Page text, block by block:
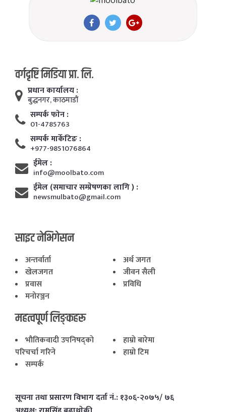
वर्गदृष्टि मिडिया प्रा. लि.
प्रधान कार्यालय :
बुद्धनगर, काठमाडाैं
सम्पर्क फाेन :
01-4785763
सम्पर्क मार्केटिङ :
+977-9851076864
ईमेल :
info@moolbato.com
ईमेल (समाचार सम्प्रेषणका लागि ) :
newsmulbato@gmail.com
साइट नेभिगेसन
अन्तर्वार्ता
अर्थ जगत
खेलजगत
जीवन सैली
प्रवास
प्रविधि
मनोरञ्जन
महत्वपूर्ण लिङ्कहरू
भाैतिकवादी उपनिषद्काे
परिचर्चा गरिने
हाम्राे बारेमा
हाम्राे टिम
सम्पर्क
सूचना तथा प्रसारण विभाग दर्ता नं.: १३०६-२०७५/ ७६